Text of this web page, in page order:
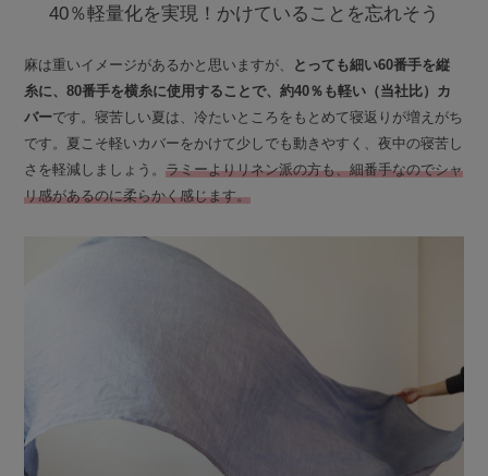
40％軽量化を実現！かけていることを忘れそう
麻は重いイメージがあるかと思いますが、
とっても細い60番手を縦
糸に、80番手を横糸に使用することで、約40％も軽い（当社比）カ
バーです。寝苦しい夏は、冷たいところをもとめて寝返りが増えがち
です。夏こそ軽いカバーをかけて少しでも動きやすく、夜中の寝苦し
さを軽減しましょう。ラミーよりリネン派の方も、細番手なのでシャ
リ感があるのに柔らかく感じます。